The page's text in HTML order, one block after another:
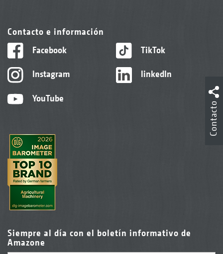
Contacto e información
Facebook
Instagram
YouTube
TikTok
linkedIn
Siempre al día con el boletín informativo de
Amazone
Contacto